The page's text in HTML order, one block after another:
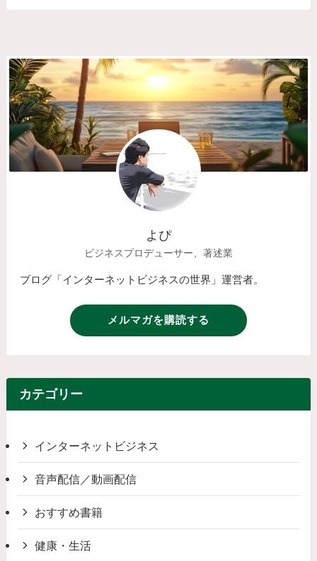
よぴ
ビジネスプロデューサー、著述業
ブログ「インターネットビジネスの世界」運営者。
メルマガを購読する
カテゴリー
インターネットビジネス
音声配信／動画配信
おすすめ書籍
健康・生活